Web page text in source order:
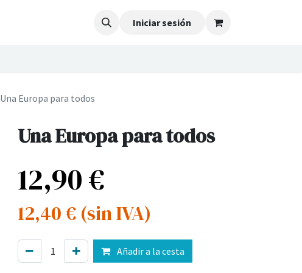
Iniciar sesión
Una Europa para todos
Una Europa para todos
12,90€
12,40€ (sin IVA)
Añadir a la cesta